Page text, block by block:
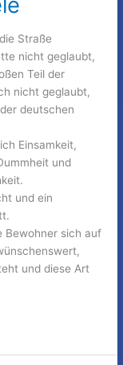
Straße
nicht geglaubt,
Teil der
nicht geglaubt,
deutschen
Einsamkeit,
und
und ein
Bewohner sich auf
und diese Art